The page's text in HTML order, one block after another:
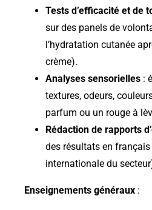
Tests d’efficacité et de
sur des panels de
l’hydratation cutanée
crème).
Analyses sensorielles :
textures, odeurs,
parfum ou un rouge à
Rédaction de rapports
des résultats en
internationale du
Enseignements généraux :